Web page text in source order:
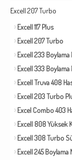
Excell 207 Turbo
Excell 117 Plus
Excell 207 Turbo
Excell 233 Boylama
Excell 333 Boylama
Excell Truva 408
Excell 203 Turbo
Excel Combo 403
Excell 808 Yüksek
Excell 308 Turbo
Excell 245 Boylama